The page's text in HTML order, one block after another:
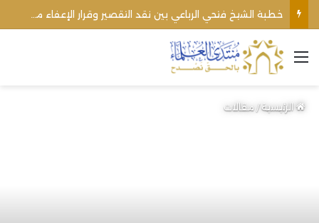
القائمة
الرئيسية/مقالات